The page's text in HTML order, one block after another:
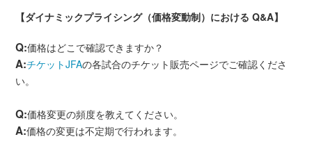
【ダイナミックプライシング（価格変動制）における Q&A】
Q:価格はどこで確認できますか？
A:チケットJFAの各試合のチケット販売ページでご確認くださ
い。
Q:価格変更の頻度を教えてください。
A:価格の変更は不定期で行われます。